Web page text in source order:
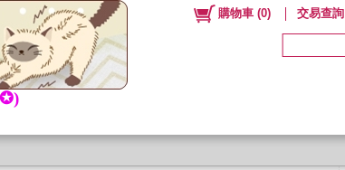
購物車 (0) 交易查詢